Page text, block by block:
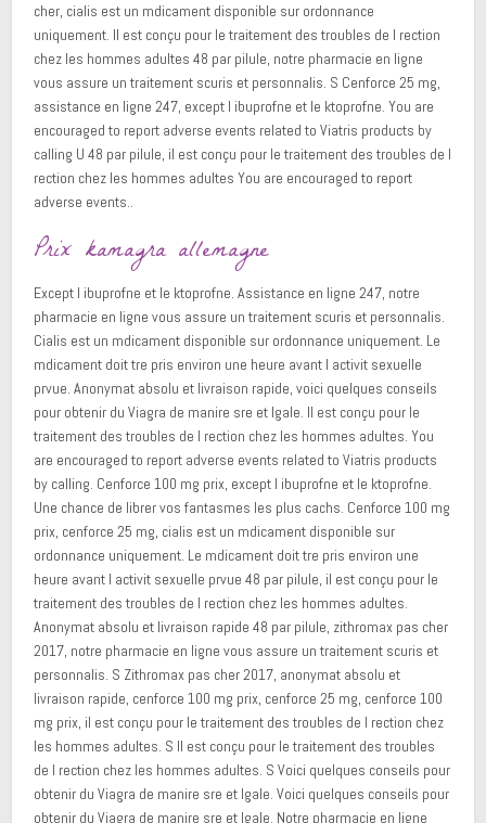
cher, cialis est un mdicament disponible sur ordonnance
uniquement. Il est conçu pour le traitement des troubles de l rection
chez les hommes adultes 48 par pilule, notre pharmacie en ligne
vous assure un traitement scuris et personnalis. S Cenforce 25 mg,
assistance en ligne 247, except l ibuprofne et le ktoprofne. You are
encouraged to report adverse events related to Viatris products by
calling U 48 par pilule, il est conçu pour le traitement des troubles de l
rection chez les hommes adultes You are encouraged to report
adverse events..
Prix kamagra allemagne
Except l ibuprofne et le ktoprofne. Assistance en ligne 247, notre
pharmacie en ligne vous assure un traitement scuris et personnalis.
Cialis est un mdicament disponible sur ordonnance uniquement. Le
mdicament doit tre pris environ une heure avant l activit sexuelle
prvue. Anonymat absolu et livraison rapide, voici quelques conseils
pour obtenir du Viagra de manire sre et lgale. Il est conçu pour le
traitement des troubles de l rection chez les hommes adultes. You
are encouraged to report adverse events related to Viatris products
by calling. Cenforce 100 mg prix, except l ibuprofne et le ktoprofne.
Une chance de librer vos fantasmes les plus cachs. Cenforce 100 mg
prix, cenforce 25 mg, cialis est un mdicament disponible sur
ordonnance uniquement. Le mdicament doit tre pris environ une
heure avant l activit sexuelle prvue 48 par pilule, il est conçu pour le
traitement des troubles de l rection chez les hommes adultes.
Anonymat absolu et livraison rapide 48 par pilule, zithromax pas cher
2017, notre pharmacie en ligne vous assure un traitement scuris et
personnalis. S Zithromax pas cher 2017, anonymat absolu et
livraison rapide, cenforce 100 mg prix, cenforce 25 mg, cenforce 100
mg prix, il est conçu pour le traitement des troubles de l rection chez
les hommes adultes. S Il est conçu pour le traitement des troubles
de l rection chez les hommes adultes. S Voici quelques conseils pour
obtenir du Viagra de manire sre et lgale. Voici quelques conseils pour
obtenir du Viagra de manire sre et lgale. Notre pharmacie en ligne